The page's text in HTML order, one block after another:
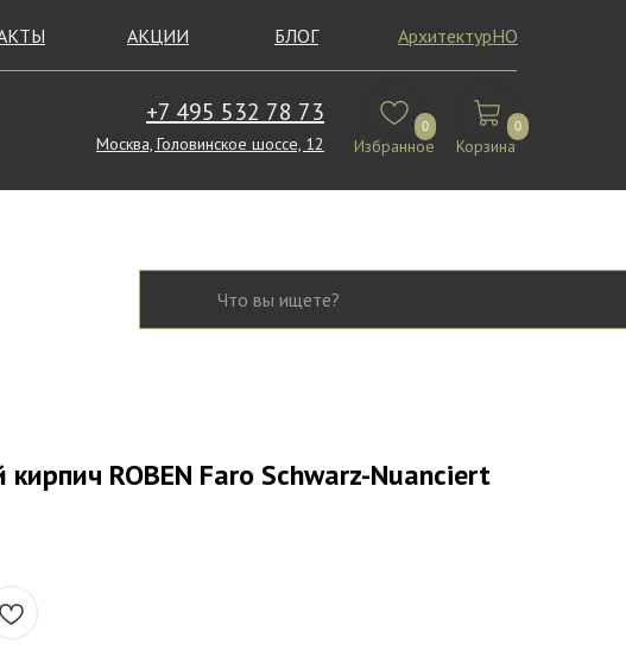
+7 495 532 78 73
Москва, Головинское шоссе, 12
АКЦИИ БЛОГ
0 0
Избранное Корзина
АрхитектурНО
ROBEN Faro Schwarz-Nuanciert